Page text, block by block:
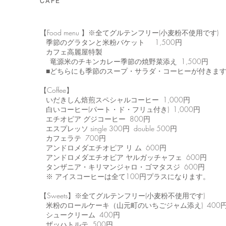
【Food menu 】※全てグルテンフリー(小麦粉不使用です)
季節のグラタンと米粉バケット 1,500円
カフェ高麗屋特製
竜源米のチキンカレー季節の焼野菜添え 1,500円
■どちらにも季節のスープ・サラダ・コーヒーが付きま
【Coffee】
いだきしん焙煎スペシャルコーヒー 1,000円
白いコーヒー(パート・ド・フリュ付き) 1,000円
エチオピア グジコーヒー 800円
エスプレッソ single 300円 double 500円
カフェラテ 700円
アンドロメダエチオピア リ ム 600円
アンドロメダエチオピア ヤルガッチャフェ 600円
タンザニア・キリマンジャロ・ゴマタスジ 600円
※ アイスコーヒーは全て100円プラスになります。
【Sweets】※全てグルテンフリー(小麦粉不使用です)
米粉のロールケーキ（山元町のいちごジャム添え) 400
シュークリーム 400円